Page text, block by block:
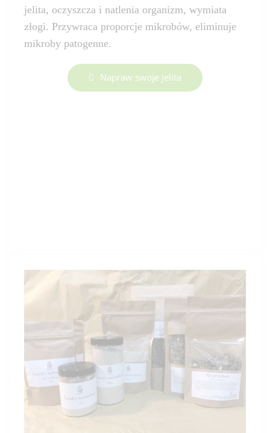
jelita, oczyszcza i natlenia organizm, wymiata
złogi. Przywraca proporcje mikrobów, eliminuje
mikroby patogenne.
Napraw swoje jelita